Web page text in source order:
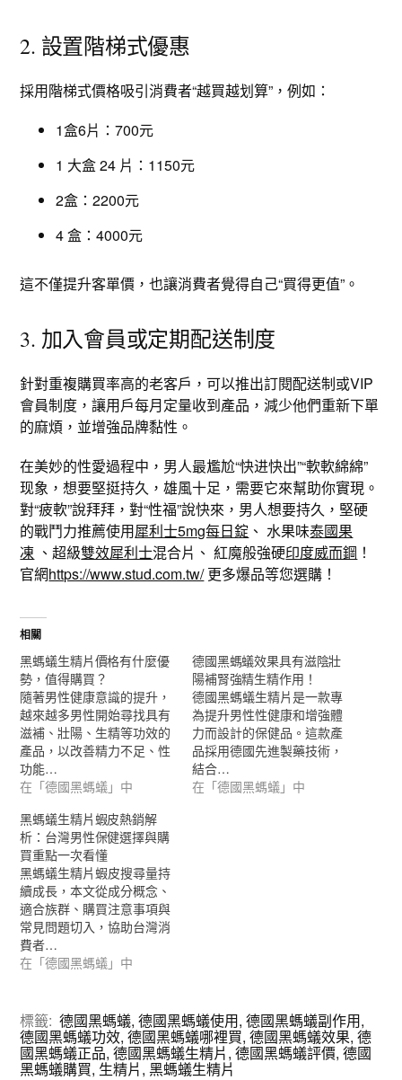
2. 設置階梯式優惠
採用階梯式價格吸引消費者“越買越划算”，例如：
1盒6片：700元
1 大盒 24 片：1150元
2盒：2200元
4 盒：4000元
這不僅提升客單價，也讓消費者覺得自己“買得更值”。
3. 加入會員或定期配送制度
針對重複購買率高的老客戶，可以推出訂閱配送制或VIP
會員制度，讓用戶每月定量收到產品，減少他們重新下單
的麻煩，並增強品牌黏性。
在美妙的性愛過程中，男人最尷尬“快进快出”“軟軟綿綿”
现象，想要堅挺持久，雄風十足，需要它來幫助你實現。
對“疲軟”說拜拜，對“性福”說快來，男人想要持久，堅硬
的戰鬥力推薦使用犀利士5mg每日錠 、 水果味泰國果
凍 、超級雙效犀利士混合片、 紅魔般強硬印度威而鋼 ！
官網https://www.stud.com.tw/更多爆品等您選購！
相關
黑螞蟻生精片價格有什麼優
勢，值得購買？
隨著男性健康意識的提升，
越來越多男性開始尋找具有
滋補、壯陽、生精等功效的
產品，以改善精力不足、性
功能…
在「德國黑螞蟻」中
德國黑螞蟻效果具有滋陰壯
陽補腎強精生精作用！
德國黑螞蟻生精片是一款專
為提升男性性健康和增強體
力而設計的保健品。這款產
品採用德國先進製藥技術，
結合…
在「德國黑螞蟻」中
黑螞蟻生精片蝦皮熱銷解
析：台灣男性保健選擇與購
買重點一次看懂
黑螞蟻生精片蝦皮搜尋量持
續成長，本文從成分概念、
適合族群、購買注意事項與
常見問題切入，協助台灣消
費者…
在「德國黑螞蟻」中
標籤: 德國黑螞蟻,德國黑螞蟻使用,德國黑螞蟻副作用,
德國黑螞蟻功效,德國黑螞蟻哪裡買,德國黑螞蟻效果,德
國黑螞蟻正品,德國黑螞蟻生精片,德國黑螞蟻評價,德國
黑螞蟻購買, 生精片,黑螞蟻生精片